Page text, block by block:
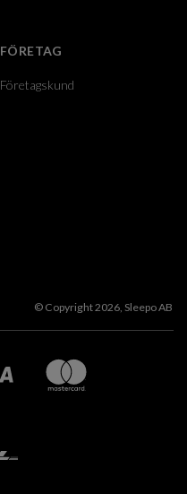
FÖRETAG
Företagskund
© Copyright 2026, Sleepo AB